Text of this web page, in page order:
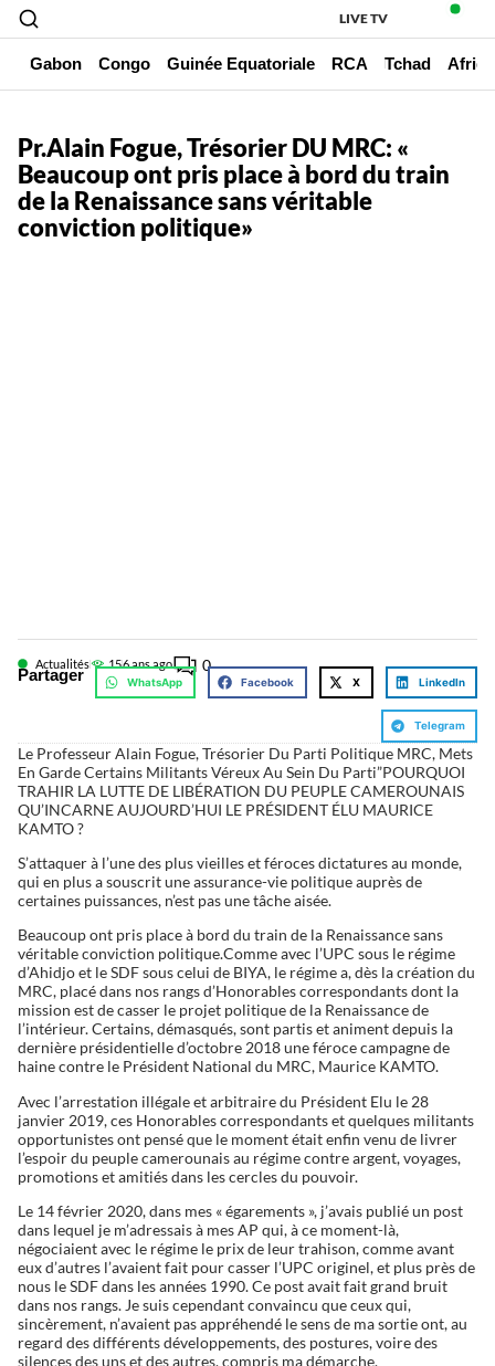
LIVE TV
Gabon Congo Guinée Equatoriale RCA Tchad
Pr.Alain Fogue, Trésorier DU MRC: «
Beaucoup ont pris place à bord du train
de la Renaissance sans véritable
conviction politique»
Actualités 156 ans ago 0
Partager WhatsApp Facebook X LinkedIn
Telegram
Le Professeur Alain Fogue, Trésorier Du Parti Politique MRC, Mets
En Garde Certains Militants Véreux Au Sein Du Parti”POURQUOI
TRAHIR LA LUTTE DE LIBÉRATION DU PEUPLE CAMEROUNAIS
QU’INCARNE AUJOURD’HUI LE PRÉSIDENT ÉLU MAURICE
KAMTO ?
S’attaquer à l’une des plus vieilles et féroces dictatures au monde,
qui en plus a souscrit une assurance-vie politique auprès de
certaines puissances, n’est pas une tâche aisée.
Beaucoup ont pris place à bord du train de la Renaissance sans
véritable conviction politique.Comme avec l’UPC sous le régime
d’Ahidjo et le SDF sous celui de BIYA, le régime a, dès la création du
MRC, placé dans nos rangs d’Honorables correspondants dont la
mission est de casser le projet politique de la Renaissance de
l’intérieur. Certains, démasqués, sont partis et animent depuis la
dernière présidentielle d’octobre 2018 une féroce campagne de
haine contre le Président National du MRC, Maurice KAMTO.
Avec l’arrestation illégale et arbitraire du Président Elu le 28
janvier 2019, ces Honorables correspondants et quelques militants
opportunistes ont pensé que le moment était enfin venu de livrer
l’espoir du peuple camerounais au régime contre argent, voyages,
promotions et amitiés dans les cercles du pouvoir.
Le 14 février 2020, dans mes « égarements », j’avais publié un post
dans lequel je m’adressais à mes AP qui, à ce moment-là,
négociaient avec le régime le prix de leur trahison, comme avant
eux d’autres l’avaient fait pour casser l’UPC originel, et plus près de
nous le SDF dans les années 1990. Ce post avait fait grand bruit
dans nos rangs. Je suis cependant convaincu que ceux qui,
sincèrement, n’avaient pas appréhendé le sens de ma sortie ont, au
regard des différents développements, des postures, voire des
silences des uns et des autres, compris ma démarche.